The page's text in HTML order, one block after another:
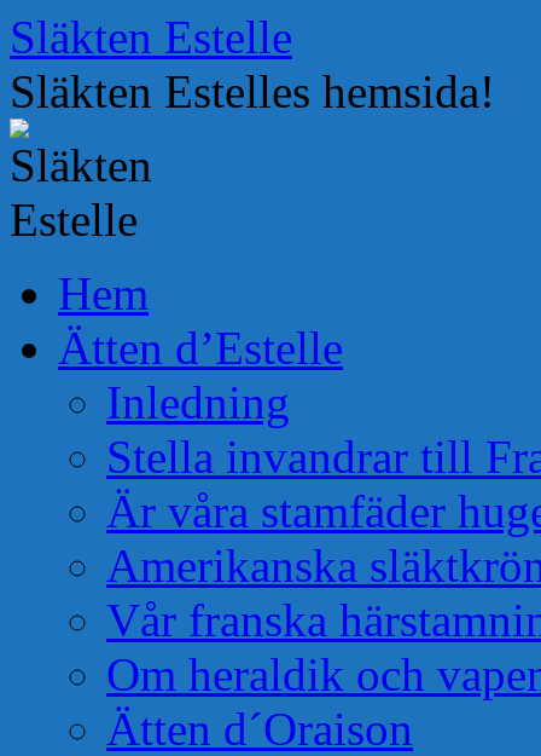
Hoppa
till
innehåll
Släkten Estelle
Släkten Estelles hemsida!
Hem
Ätten d’Estelle
Inledning
Stella invandrar till
Är våra stamfäder
Amerikanska
Vår franska
Om heraldik och
Ätten d´Oraison